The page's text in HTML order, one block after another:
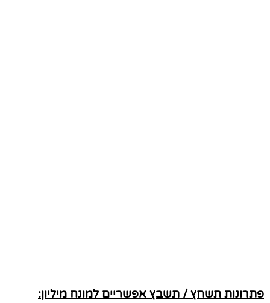
פתרונות תשחץ / תשבץ אפשריים למונח מיליון: